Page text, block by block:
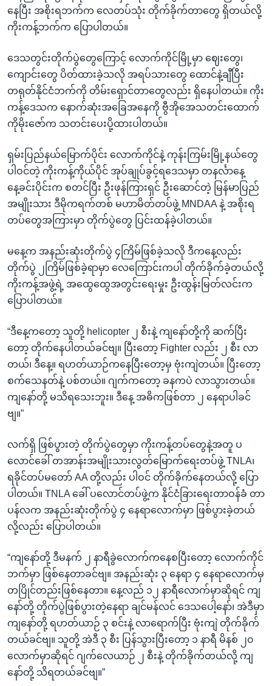
နေရာ
နေပြီး အစိုးရဘက်က လေတပ်သုံး တိုက်ခိုက်တာတွေ ရှိတယ်လို့
ကိုးကန့်ဘက်က ပြောပါတယ်။
ဒေသတွင်းတိုက်ပွဲတွေကြောင့် လောက်ကိုင်မြို့မှာ ဈေးတွေ၊
ကျောင်းတွေ ပိတ်ထားခဲ့သလို အရပ်သားတွေ ထောင်နဲ့ချီပြီး
တရုတ်နိုင်ငံဘက်ကို တိမ်းရှောင်တာတွေလည်း ရှိနေပါတယ်။ ကိုး
ကန့်ဒေသက နောက်ဆုံးအခြေအနေကို ဗွီအိုအေသတင်းထောက်
ကိုမိုးဇော်က သတင်းပေးပို့ထားပါတယ်။
ရှမ်းပြည်နယ်မြောက်ပိုင်း လောက်ကိုင်နဲ့ ကုန်းကြမ်းမြို့နယ်တွေ
ပါဝင်တဲ့ ကိုးကန့်ကိုယ်ပိုင် အုပ်ချုပ်ခွင့်ရဒေသမှာ တနင်္လာနေ့
နေ့ခင်းပိုင်းက စတင်ပြီး ဦးဖုန်ကြားရှင် ဦးဆောင်တဲ့ မြန်မာပြည်
အမျိုးသား ဒီမိုကရက်တစ် မဟာမိတ်တပ်ဖွဲ့ MNDAA နဲ့ အစိုးရ
တပ်တွေအကြားမှာ တိုက်ပွဲတွေ ပြင်းထန်ခဲ့ပါတယ်။
မနေ့က အနည်းဆုံးတိုက်ပွဲ ၄ကြိမ်ဖြစ်ခဲ့သလို ဒီကနေ့လည်း
တိုက်ပွဲ ၂ကြိမ်ဖြစ်ခဲ့ရာမှာ လေကြောင်းကပါ တိုက်ခိုက်ခဲ့တယ်လို့
ကိုးကန့်အဖွဲ့ရဲ့ အထွေထွေအတွင်းရေးမှုး ဦးထွန်းမြတ်လင်းက
ပြောပါတယ်။
“ဒီနေ့ကတော့ သူတို့ helicopter ၂ စီးနဲ့ ကျနော်တို့ကို ဆက်ပြီး
တော့ တိုက်နေပါတယ်ခင်ဗျ။ ပြီးတော့ Fighter လည်း ၂ စီး လာ
တယ်၊ ဒီနေ့။ ရဟတ်ယာဉ်ကနေပြီးတော့မှ ဗုံးကျဲတယ်။ ပြီးတော့
စက်သေနတ်နဲ့ ပစ်တယ်။ ဂျက်ကတော့ ခနကပဲ လာသွားတယ်။
ကျနော်တို့ မသိရသေးဘူး။ ဒီနေ့ အဓိကဖြစ်တာ ၂ နေရာပါခင်
ဗျ။”
လက်ရှိ ဖြစ်ပွားတဲ့ တိုက်ပွဲတွေမှာ ကိုးကန့်တပ်တွေနဲ့အတူ ပ
လောင်ခေါ် တအာန်းအမျိုးသားလွတ်မြောက်ရေးတပ်ဖွဲ့ TNLA၊
ရခိုင်တပ်မတော် AA တို့လည်း ပါဝင် တိုက်ခိုက်နေတယ်လို့ ပြော
ပါတယ်။ TNLA ခေါ် ပလောင်တပ်ဖွဲ့က နိုင်ငံခြားရေးတာဝန်ခံ တာ
ပန်လက အနည်းဆုံးတိုက်ပွဲ ၄ နေရာလောက်မှာ ဖြစ်ပွားခဲ့တယ်
လို့လည်း ပြောပါတယ်။
“ကျနော်တို့ ဒီမနက် ၂ နာရီခွဲလောက်ကနေစပြီးတော့ လောက်ကိုင်
ဘက်မှာ ဖြစ်နေတာခင်ဗျ။ အနည်းဆုံး ၃ နေရာ ၄ နေရာလောက်မှ
တပြိုင်တည်းဖြစ်နေတာ။ နေ့လည် ၁၂ နာရီလောက်မှာဆိုရင် ကျ
နော်တို့ တိုက်ပွဲဖြစ်ပွားတဲ့နေရာ ချင်မန်လင် ဒေသပေါ့နော်၊ အဲဒီမှာ
ကျနော်တို့ ရဟတ်ယာဉ် ၃ စင်းနဲ့ လာရောက်ပြီး ဗုံးကျဲ တိုက်ခိုက်
တယ်ခင်ဗျ။ သူတို့ အဲဒီ ၃ စီး ပြန်သွားပြီးတော့ ၁ နာရီ မိနစ် ၂၀
လောက်မှာဆိုရင် ဂျက်လေယာဉ် ၂ စီးနဲ့ တိုက်ခိုက်တယ်လို့ ကျ
နော်တို့ သိရတယ်ခင်ဗျ။”